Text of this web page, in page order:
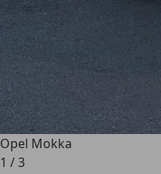
Opel Mokka
1 /3